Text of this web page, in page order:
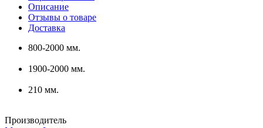
Описание
Отзывы о товаре
Доставка
800-2000 мм.
1900-2000 мм.
210 мм.
Производитель